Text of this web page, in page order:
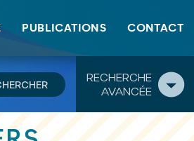
PUBLICATIONS CONTACT
RECHERCHE
AVANCÉE